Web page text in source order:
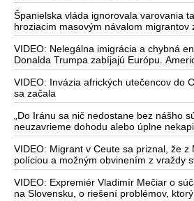
Španielska vláda ignorovala varovania
hroziacim masovým návalom migrantov
Podľa najnovších správ preniklo do tejto
severe Afriky vyše 70-tisíc migrantov
VIDEO: Nelegálna imigrácia a chybná
Donalda Trumpa zabíjajú Európu.
eskalácie konfliktu s Iránom vyhlásil, že
jeho príkaz pripravená uskutočniť
svetovej vojny“
VIDEO: Invázia afrických utečencov do
sa začala
„Do Iránu sa nič nedostane bez nášho
neuzavrieme dohodu alebo úplne
Trump a dodal, že „Irán nikdy nebude
VIDEO: Migrant v Ceute sa priznal, že z
políciou a možným obvinením z vraždy
Pracovníčka migračného centra v
väčšina utečencov v meste pochádza zo
taktiež z Bangladéša a Jemenu
VIDEO: Expremiér Vladimír Mečiar o
na Slovensku, o riešení problémov,